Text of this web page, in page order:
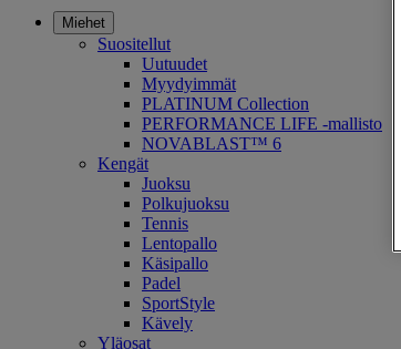
Miehet
Suositellut
Uutuudet
Myydyimmät
PLATINUM Collection
PERFORMANCE LIFE -mallisto
NOVABLAST™ 6
Kengät
Juoksu
Polkujuoksu
Tennis
Lentopallo
Käsipallo
Padel
SportStyle
Kävely
Yläosat